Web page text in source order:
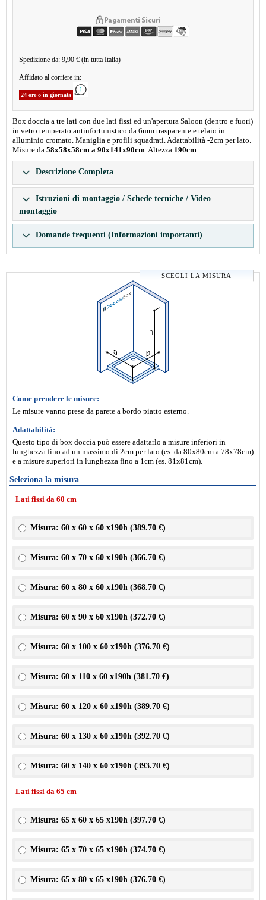
Spedizione da: 9,90 € (in tutta Italia)
Affidato al corriere in:
24 ore o in giornata
Box doccia a tre lati con due lati fissi ed un'apertura Saloon (dentro e fuori)
in vetro temperato antinfortunistico da 6mm trasparente e telaio in
alluminio cromato. Maniglia e profili squadrati. Adattabilità -2cm per lato.
Misure da 58x58x58cm a 90x141x90cm . Altezza 190cm
Descrizione Completa
Istruzioni di montaggio / Schede tecniche / Video
montaggio
Domande frequenti (Informazioni importanti)
SCEGLI LA MISURA
Come prendere le misure:
Le misure vanno prese da parete a bordo piatto esterno.
Adattabilità:
Questo tipo di box doccia può essere adattarlo a misure inferiori in
lunghezza fino ad un massimo di 2cm per lato (es. da 80x80cm a 78x78cm)
e a misure superiori in lunghezza fino a 1cm (es. 81x81cm).
Seleziona la misura
Lati fissi da 60 cm
Misura: 60 x 60 x 60 x190h (389.70 €)
Misura: 60 x 70 x 60 x190h (366.70 €)
Misura: 60 x 80 x 60 x190h (368.70 €)
Misura: 60 x 90 x 60 x190h (372.70 €)
Misura: 60 x 100 x 60 x190h (376.70 €)
Misura: 60 x 110 x 60 x190h (381.70 €)
Misura: 60 x 120 x 60 x190h (389.70 €)
Misura: 60 x 130 x 60 x190h (392.70 €)
Misura: 60 x 140 x 60 x190h (393.70 €)
Lati fissi da 65 cm
Misura: 65 x 60 x 65 x190h (397.70 €)
Misura: 65 x 70 x 65 x190h (374.70 €)
Misura: 65 x 80 x 65 x190h (376.70 €)